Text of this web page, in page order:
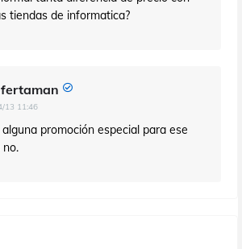
tiendas de informatica?
13 11:46
promoción especial para ese
no.